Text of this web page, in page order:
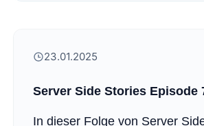
23.01.2025
Server Side Stories Episode
In dieser Folge von Server